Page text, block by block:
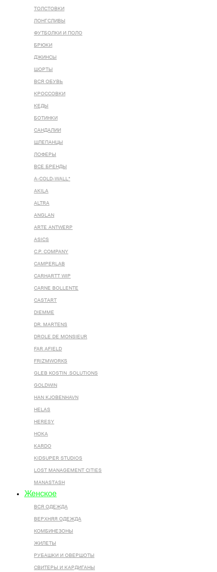
ТОЛСТОВКИ
ЛОНГСЛИВЫ
ФУТБОЛКИ И ПОЛО
БРЮКИ
ДЖИНСЫ
ШОРТЫ
ВСЯ ОБУВЬ
КРОССОВКИ
КЕДЫ
БОТИНКИ
САНДАЛИИ
ШЛЕПАНЦЫ
ЛОФЕРЫ
ВСЕ БРЕНДЫ
A-COLD-WALL*
AKILA
ALTRA
ANGLAN
ARTE ANTWERP
ASICS
C.P. COMPANY
CAMPERLAB
CARHARTT WIP
CARNE BOLLENTE
CASTART
DIEMME
DR. MARTENS
DROLE DE MONSIEUR
FAR AFIELD
FRIZMWORKS
GLEB KOSTIN .SOLUTIONS
GOLDWIN
HAN KJOBENHAVN
HELAS
HERESY
HOKA
KARDO
KIDSUPER STUDIOS
LOST MANAGEMENT CITIES
MANASTASH
Женское
ВСЯ ОДЕЖДА
ВЕРХНЯЯ ОДЕЖДА
КОМБИНЕЗОНЫ
ЖИЛЕТЫ
РУБАШКИ И ОВЕРШОТЫ
СВИТЕРЫ И КАРДИГАНЫ